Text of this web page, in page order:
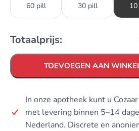
60 pill 30 pill
Totaalprijs:
TOEVOEGEN AAN
In onze apotheek kunt u
met levering binnen 5–14
Nederland. Discrete en